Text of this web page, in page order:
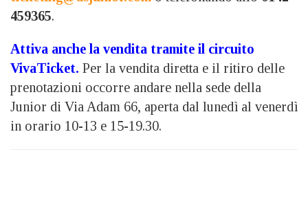
459365.
Attiva anche la vendita tramite il circuito
VivaTicket. Per la vendita diretta e il ritiro delle
prenotazioni occorre andare nella sede della
Junior di Via Adam 66, aperta dal lunedì al venerdì
in orario 10-13 e 15-19.30.